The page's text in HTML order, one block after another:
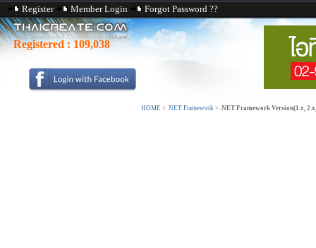
Register Member Login Forgot Password ??
Registered : 109,038
HOME > .NET Framework > .NET Framework Version(1.x,